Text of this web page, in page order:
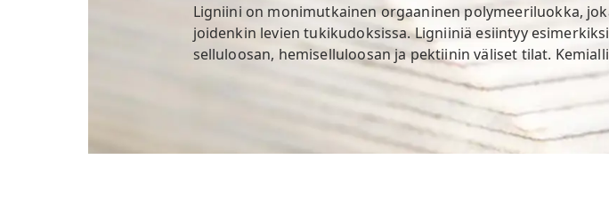
Ligniini on monimutkainen orgaaninen polymeeriluokka,
joidenkin levien tukikudoksissa. Ligniiniä esiintyy
selluloosan, hemiselluloosan ja pektiinin väliset tilat.